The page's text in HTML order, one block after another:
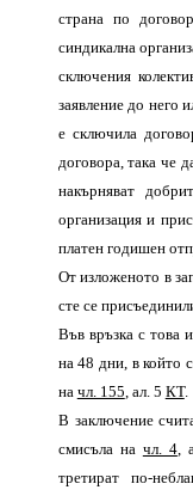
страна по
синдикална
сключения
заявление до него
е сключила
договора, така че
накърняват
организация и
платен годишен
От изложеното в
сте се
Във връзка с това
на 48 дни, в който
на чл. 155, ал. 5 КТ.
В заключение
смисъла на чл. 4,
третират по-